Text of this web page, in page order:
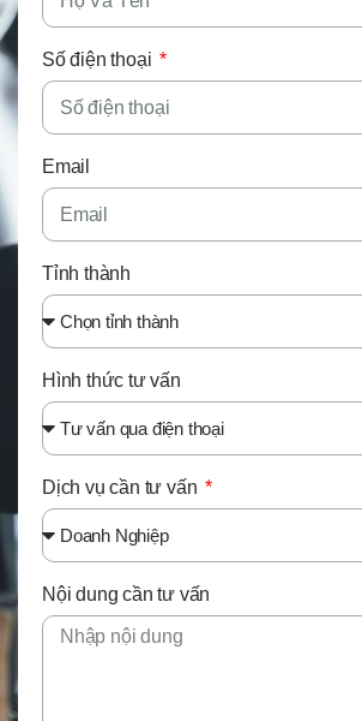
Số điện thoại
Email
Tỉnh thành
Hình thức tư vấn
Dịch vụ cần tư vấn
Nội dung cần tư vấn